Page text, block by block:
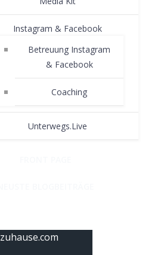
Instagram & Facebook
Betreuung Instagram
& Facebook
Coaching
Unterwegs.Live